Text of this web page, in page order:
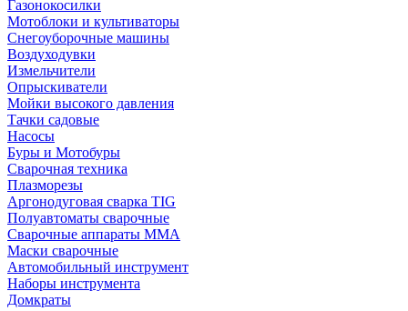
Газонокосилки
Мотоблоки и культиваторы
Снегоуборочные машины
Воздуходувки
Измельчители
Опрыскиватели
Мойки высокого давления
Тачки садовые
Насосы
Буры и Мотобуры
Сварочная техника
Плазморезы
Аргонодуговая сварка TIG
Полуавтоматы сварочные
Сварочные аппараты ММА
Маски сварочные
Автомобильный инструмент
Наборы инструмента
Домкраты